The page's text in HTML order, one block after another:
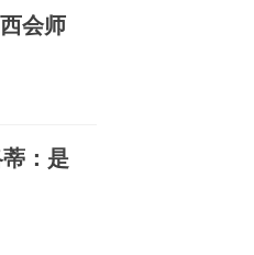
会师
：是